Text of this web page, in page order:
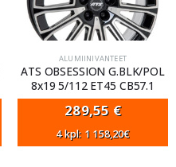
ALUMIINIVANTEET
ATS OBSESSION G.BLK/POL
8x19 5/112 ET45 CB57.1
289,55 €
4 kpl: 1 158,20€